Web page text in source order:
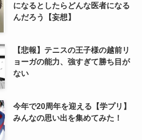
になるとしたらどんな医者になる
んだろう【妄想】
【悲報】テニスの王子様の越前リ
ョーガの能力、強すぎて勝ち目が
ない
今年で20周年を迎える【学プリ】
みんなの思い出を集めてみた！